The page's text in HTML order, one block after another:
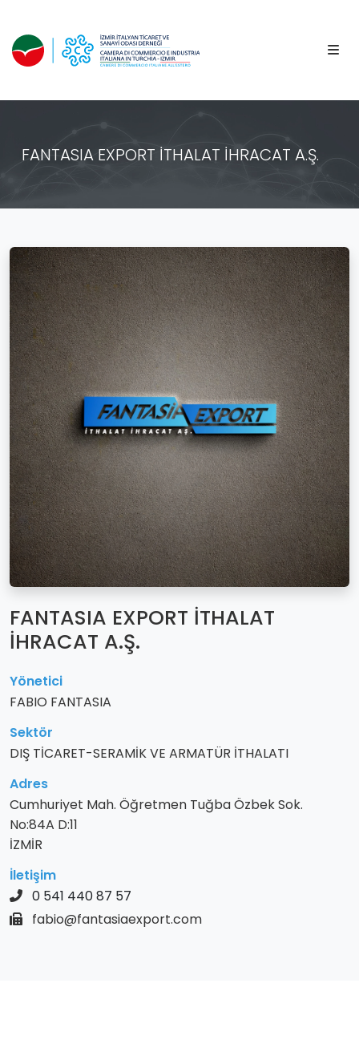
FANTASIA EXPORT İTHALAT İHRACAT A.Ş.
FANTASIA EXPORT İTHALAT
İHRACAT A.Ş.
Yönetici
FABIO FANTASIA
Sektör
DIŞ TİCARET-SERAMİK VE ARMATÜR İTHALATI
Adres
Cumhuriyet Mah. Öğretmen Tuğba Özbek Sok.
No:84A D:11
İZMİR
İletişim
0 541 440 87 57
fabio@fantasiaexport.com